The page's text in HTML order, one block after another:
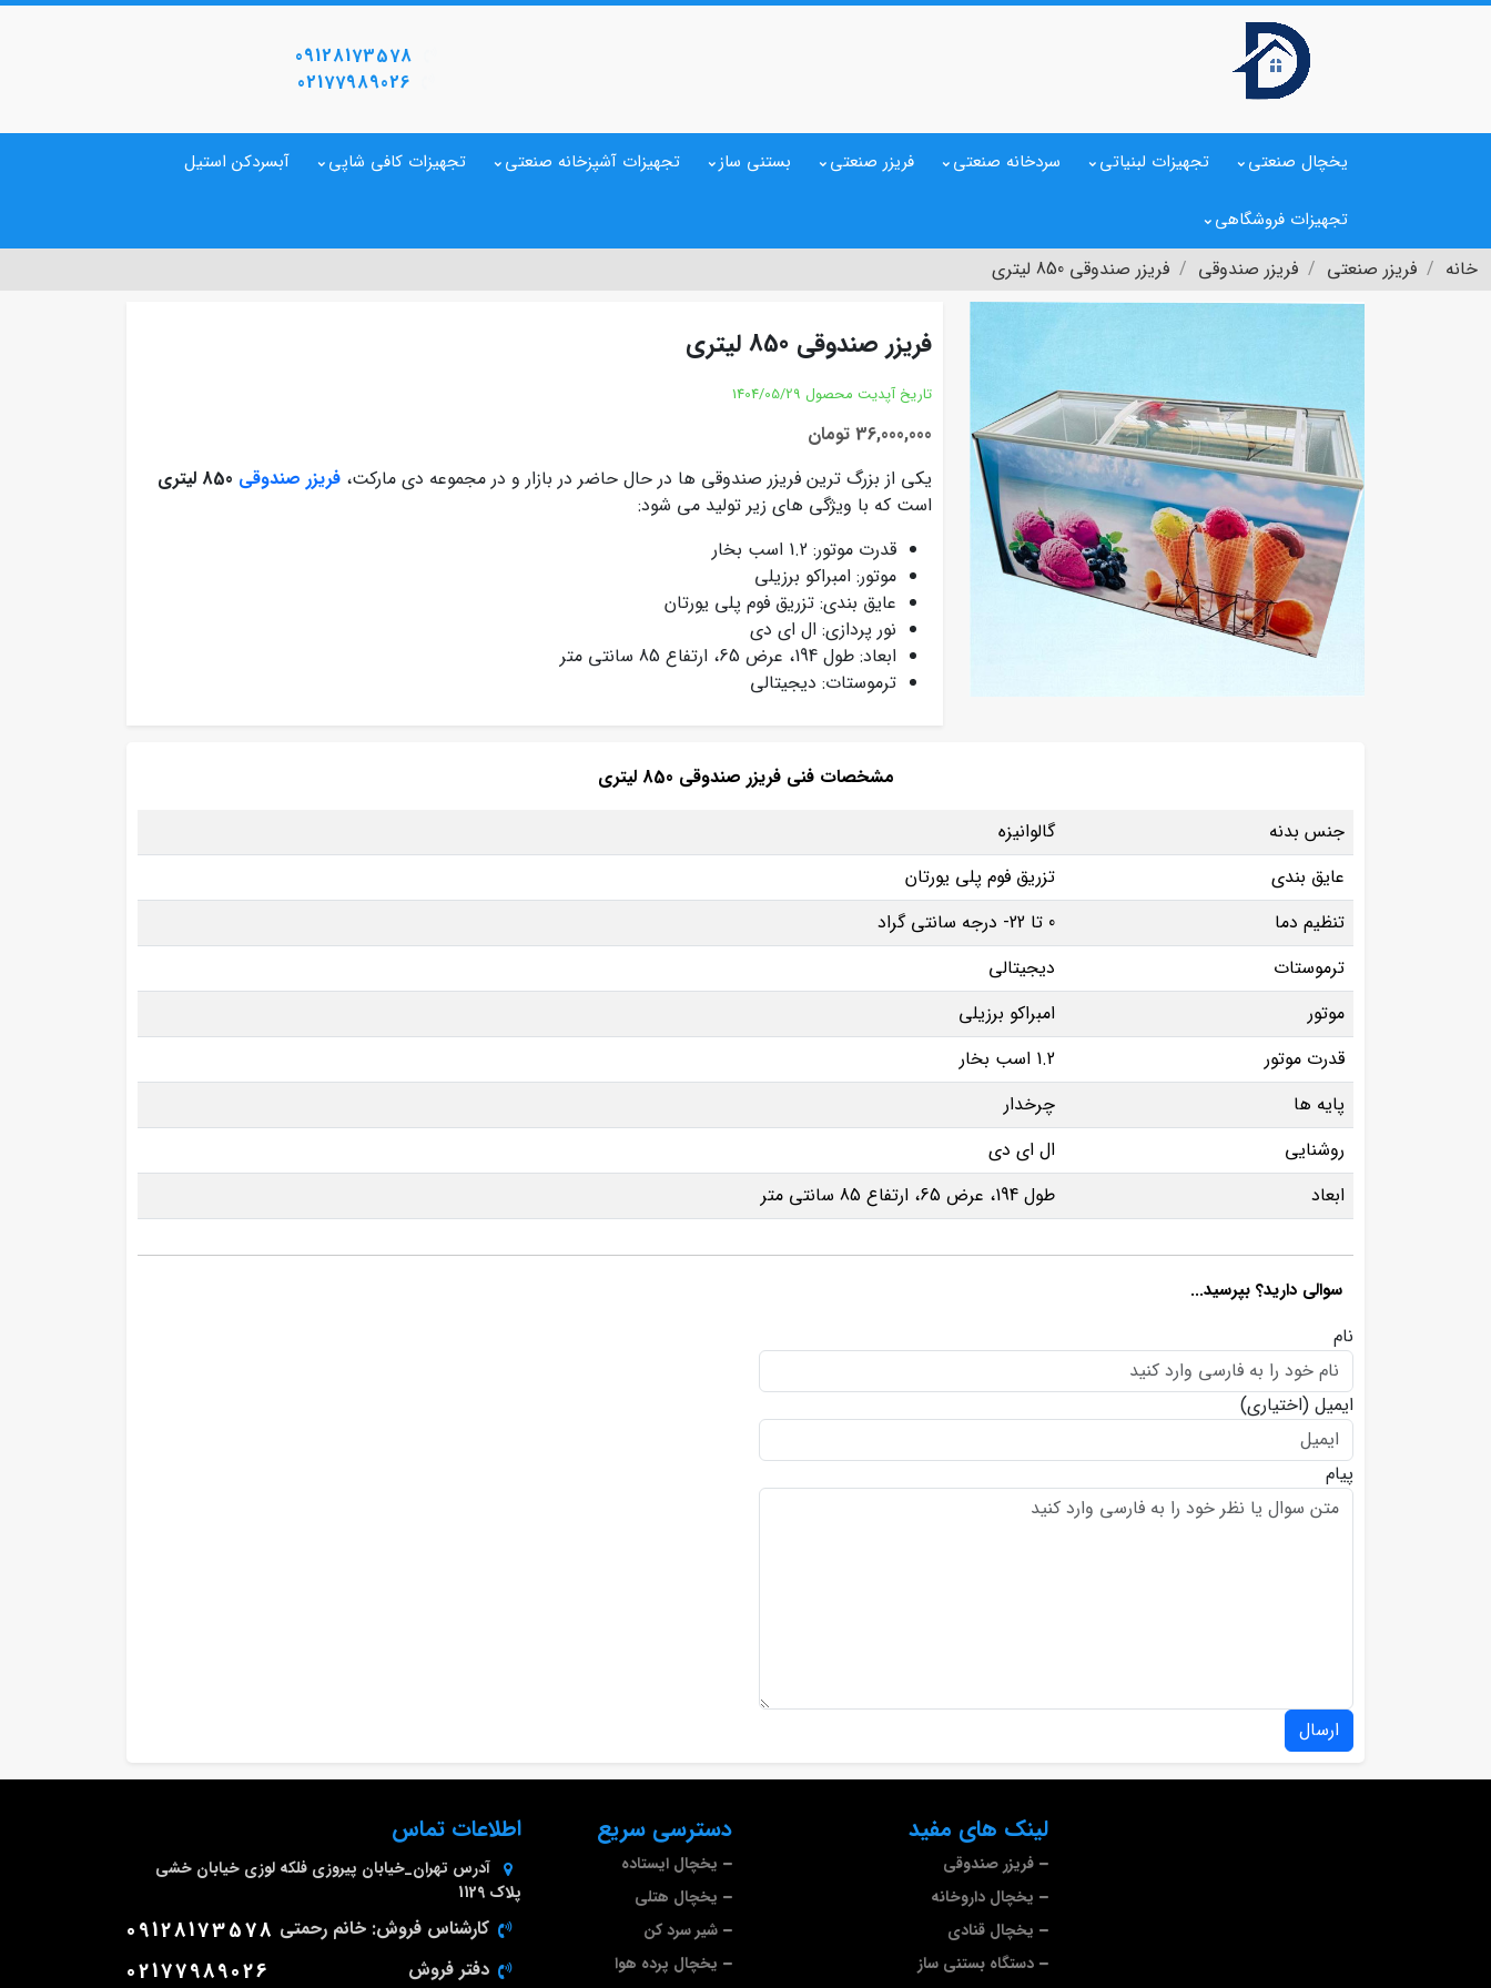
09128173578
02177989026
یخچال صنعتی تجهیزات لبنیاتی سردخانه صنعتی فریزر صنعتی بستنی ساز تجهیزات آشپزخانه صنعتی تجهیزات کافی شاپی آبسردکن استیل
تجهیزات فروشگاهی
خانه فریزر صنعتی فریزر صندوقی فریزر صندوقی 850 لیتری
فریزر صندوقی 850 لیتری
تاریخ آپدیت محصول 1404/05/29
36,000,000 تومان
یکی از بزرگ ترین فریزر صندوقی ها در حال حاضر در بازار و در مجموعه دی مارکت، فریزر صندوقی
است که با ویژگی های زیر تولید می شود:
قدرت موتور: 1.2 اسب بخار
موتور: امبراکو برزیلی
عایق بندی: تزریق فوم پلی یورتان
نور پردازی: ال ای دی
ابعاد: طول 194، عرض 65، ارتفاع 85 سانتی متر
ترموستات: دیجیتالی
مشخصات فنی فریزر صندوقی 850 لیتری
جنس بدنه
گالوانیزه
عایق بندی
تزریق فوم پلی یورتان
تنظیم دما
0 تا 22- درجه سانتی گراد
ترموستات
دیجیتالی
موتور
امبراکو برزیلی
قدرت موتور
1.2 اسب بخار
پایه ها
چرخدار
روشنایی
ال ای دی
ابعاد
طول 194، عرض 65، ارتفاع 85 سانتی متر
سوالی دارید؟ بپرسید...
نام
ایمیل (اختیاری)
پیام
ارسال
لینک های مفید
فریزر صندوقی
یخچال داروخانه
یخچال قنادی
دستگاه بستنی ساز
دسترسی سریع
یخچال ایستاده
یخچال هتلی
شیر سرد کن
یخچال پرده هوا
اطلاعات تماس
آدرس تهران_خیابان پیروزی فلکه لوزی خیابان خشی
پلاک 1129
کارشناس فروش: خانم رحمتی 09128173578
دفتر فروش 02177989026